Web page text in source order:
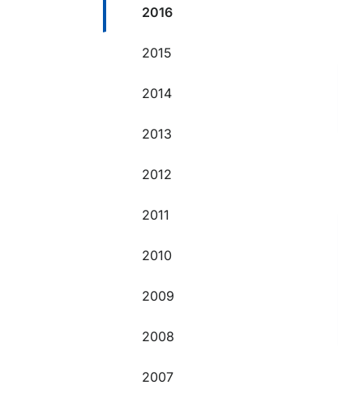
2016
2015
2014
2013
2012
2011
2010
2009
2008
2007